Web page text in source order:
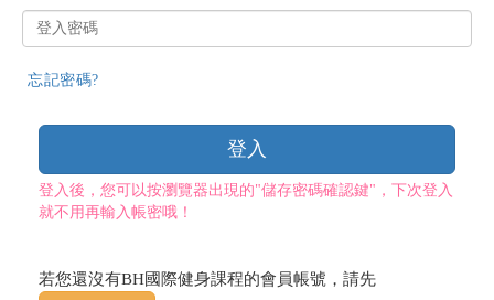
號
入
碼
忘記密碼?
登入
登入後，您可以按瀏覽器出現的"儲存密碼確認鍵"，下次登入
就不用再輸入帳密哦！
若您還沒有BH國際健身課程的會員帳號，請先